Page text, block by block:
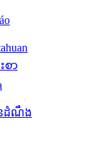
ာ
នដំណឹង